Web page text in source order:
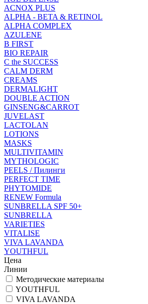
ACNOX PLUS
ALPHA - BETA & RETINOL
ALPHA COMPLEX
AZULENE
B FIRST
BIO REPAIR
C the SUCCESS
CALM DERM
CREAMS
DERMALIGHT
DOUBLE ACTION
GINSENG&CARROT
JUVELAST
LACTOLAN
LOTIONS
MASKS
MULTIVITAMIN
MYTHOLOGIC
PEELS / Пилинги
PERFECT TIME
PHYTOMIDE
RENEW Formula
SUNBRELLA SPF 50+
SUNBRELLA
VARIETIES
VITALISE
VIVA LAVANDA
YOUTHFUL
Цена
Линии
Методические материалы
YOUTHFUL
VIVA LAVANDA